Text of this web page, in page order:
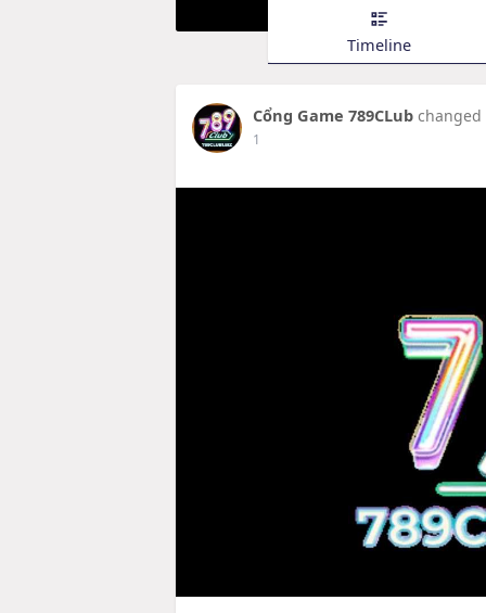
Timeline
Cổng Game 789CLub changed
1